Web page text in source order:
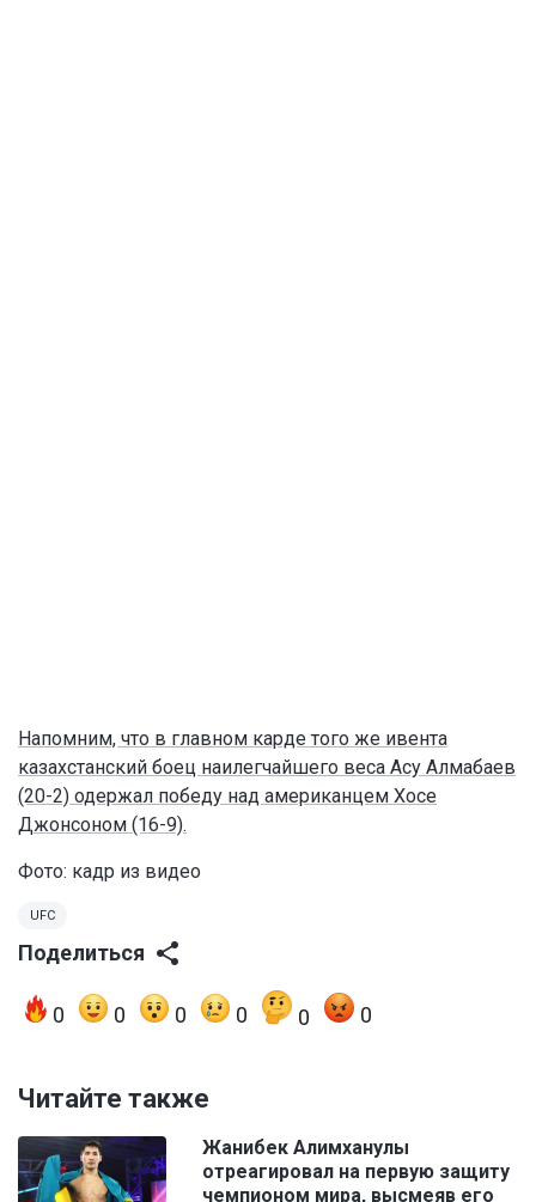
Напомним, что в главном карде того же ивента
казахстанский боец наилегчайшего веса Асу Алмабаев
(20-2) одержал победу над американцем Хосе
Джонсоном (16-9).
Фото: кадр из видео
UFC
Поделиться
0 0 0 0 0 0
Читайте также
Жанибек Алимханулы
отреагировал на первую защиту
чемпионом мира, высмеяв его